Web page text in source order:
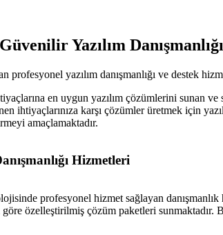
Yazılım
profesyonel yazılım danışmanlığı ve destek
en uygun yazılım çözümlerini sunan ve
ihtiyaçlarınıza karşı çözümler üretmek için
amaçlamaktadır.
Hizmetleri
profesyonel hizmet sağlayan
özelleştirilmiş çözüm paketleri